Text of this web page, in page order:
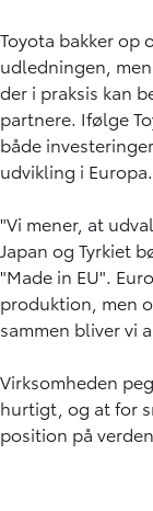
Toyota bakker op
udledningen,
der i praksis kan
partnere. Ifølge
både
udvikling i Europa.
"Vi mener, at
Japan og Tyrkiet
"Made in EU".
produktion, men
sammen bliver vi
Virksomheden
hurtigt, og at for
position på